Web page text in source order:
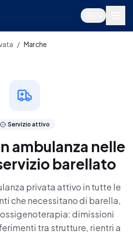
Accedi
Prenota ora
/ Marche
Servizio attivo
ambulanza nelle
barellato
privata attivo in tutte le
che necessitano di barella,
dimissioni
tra strutture, rientri a